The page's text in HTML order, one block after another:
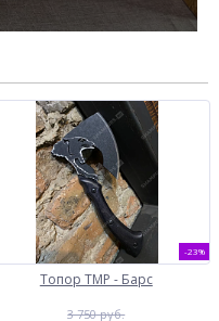
-23%
Топор ТМР - Барс
3 750 руб.